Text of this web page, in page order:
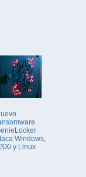
Windows,
y Linux